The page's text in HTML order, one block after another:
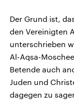
Der Grund ist,
den Vereinigten
unterschrieben
Al-Aqsa-
Betende auch
Juden und
dagegen zu